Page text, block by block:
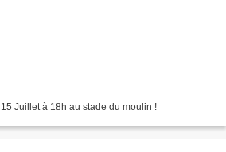
Juillet à 18h au stade du moulin !